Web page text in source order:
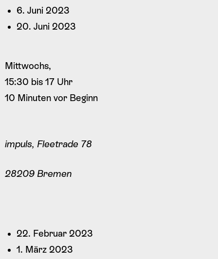
6. Juni 2023
20. Juni 2023
Mittwochs,
15:30 bis 17 Uhr
10 Minuten vor Beginn
impuls, Fleetrade 78
28209 Bremen
22. Februar 2023
1. März 2023